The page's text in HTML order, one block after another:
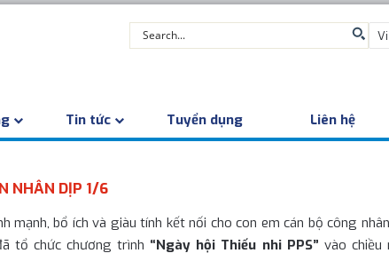
Chọn
Tin tức Tuyển dụng Liên hệ
NHÂN DỊP 1/6
mạnh, bổ ích và giàu tính kết nối cho con em cán bộ công
tổ chức chương trình “Ngày hội Thiếu nhi PPS” vào chiều